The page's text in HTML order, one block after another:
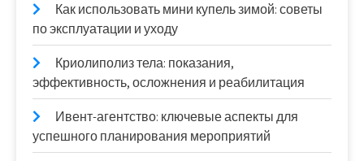
Как использовать мини купель зимой: советы
по эксплуатации и уходу
Криолиполиз тела: показания,
эффективность, осложнения и реабилитация
Ивент-агентство: ключевые аспекты для
успешного планирования мероприятий